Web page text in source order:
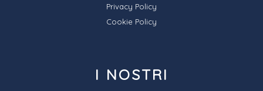
Privacy Policy
Cookie Policy
I NOSTRI